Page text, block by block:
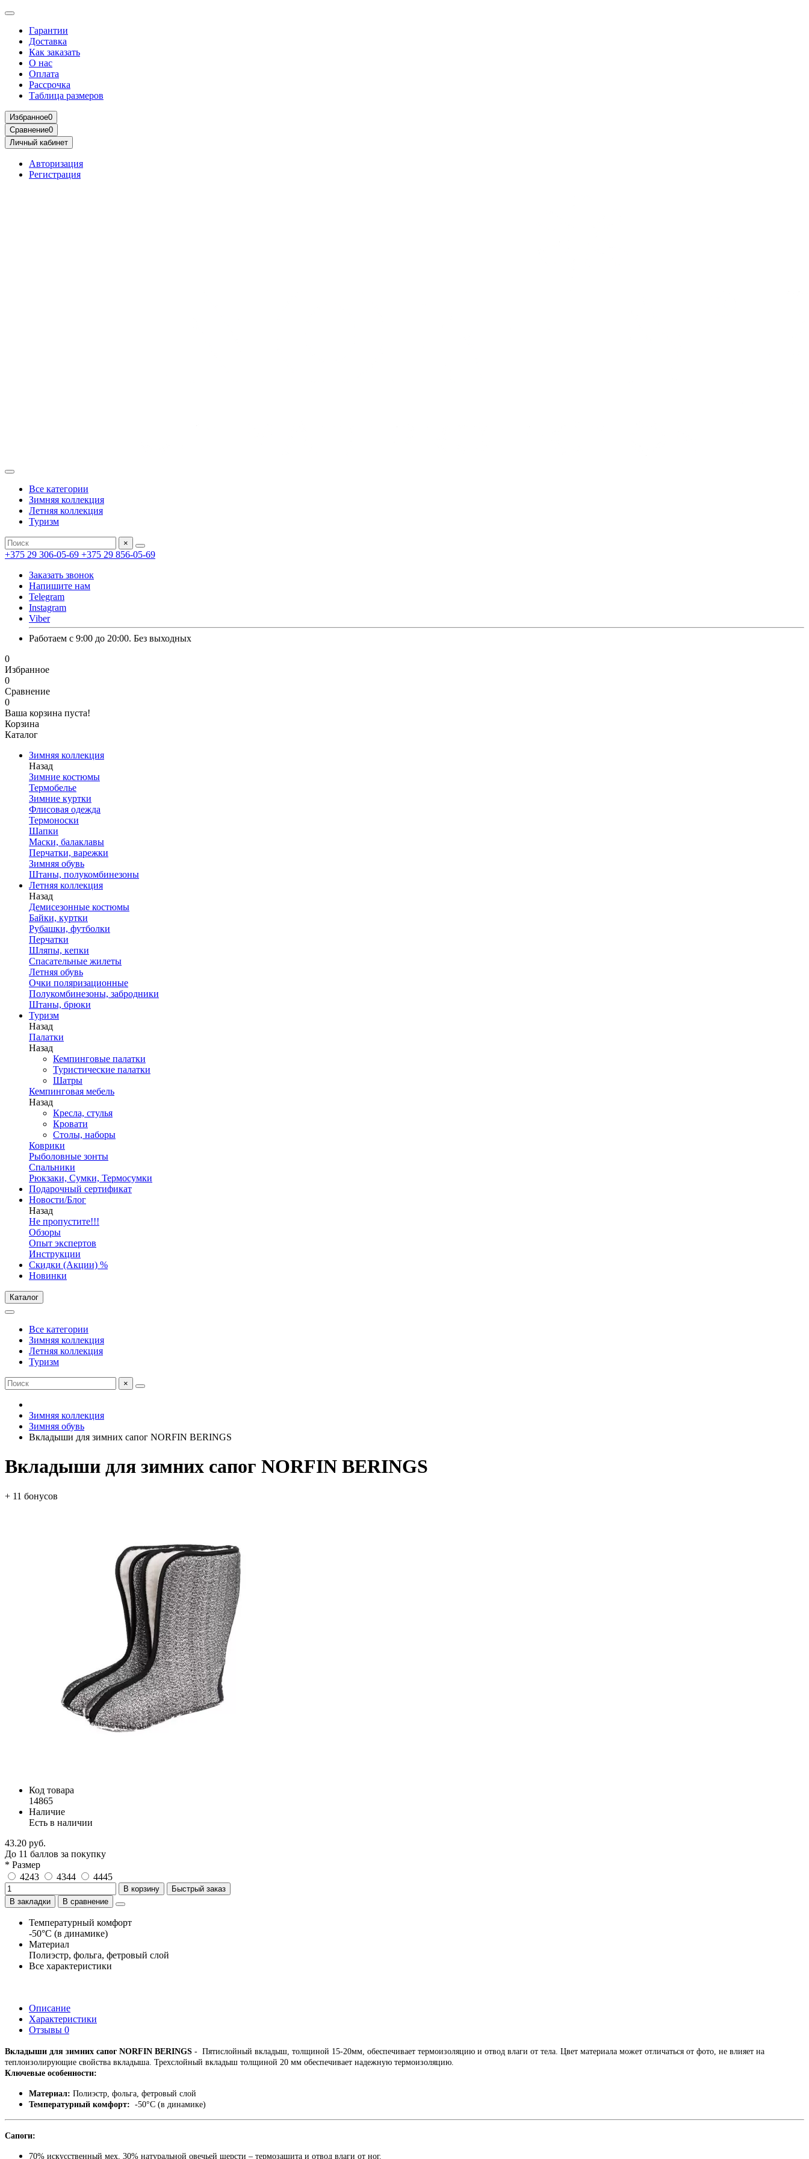
Гарантии
Доставка
Как заказать
О нас
Оплата
Рассрочка
Таблица размеров
Избранное0
Сравнение0
Личный кабинет
Авторизация
Регистрация
Все категории
Зимняя коллекция
Летняя коллекция
Туризм
×
+375 29 306-05-69 +375 29 856-05-69
Заказать звонок
Напишите нам
Telegram
Instagram
Viber
Работаем с 9:00 до 20:00. Без выходных
0
Избранное
0
Сравнение
0
Ваша корзина пуста!
Корзина
Каталог
Зимняя коллекция
Назад
Зимние костюмы
Термобелье
Зимние куртки
Флисовая одежда
Термоноски
Шапки
Маски, балаклавы
Перчатки, варежки
Зимняя обувь
Штаны, полукомбинезоны
Летняя коллекция
Назад
Демисезонные костюмы
Байки, куртки
Рубашки, футболки
Перчатки
Шляпы, кепки
Спасательные жилеты
Летняя обувь
Очки поляризационные
Полукомбинезоны, забродники
Штаны, брюки
Туризм
Назад
Палатки
Назад
Кемпинговые палатки
Туристические палатки
Шатры
Кемпинговая мебель
Назад
Кресла, стулья
Кровати
Столы, наборы
Коврики
Рыболовные зонты
Спальники
Рюкзаки, Сумки, Термосумки
Подарочный сертификат
Новости/Блог
Назад
Не пропустите!!!
Обзоры
Опыт экспертов
Инструкции
Скидки (Акции) %
Новинки
Каталог
Все категории
Зимняя коллекция
Летняя коллекция
Туризм
×
Зимняя коллекция
Зимняя обувь
Вкладыши для зимних сапог NORFIN BERINGS
Вкладыши для зимних сапог NORFIN BERINGS
+ 11 бонусов
Код товара
14865
Наличие
Есть в наличии
43.20 руб.
До 11 баллов за покупку
* Размер
4243
4344 4445
В корзину
Быстрый заказ
В закладки
В сравнение
Температурный комфорт
-50°C (в динамике)
Материал
Полиэстр, фольга, фетровый слой
Все характеристики
Описание
Характеристики
Отзывы 0
Вкладыши для зимних сапог NORFIN BERINGS - Пятислойный вкладыш, толщиной 15-20мм, обеспечивает термоизоляцию и отвод влаги от тела. Цвет материала может отличаться от фото, не влияет на
теплоизолирующие свойства вкладыша. Трехслойный вкладыш толщиной 20 мм обеспечивает надежную термоизоляцию.
Ключевые особенности:
Материал: Полиэстр, фольга, фетровый слой
Температурный комфорт: -50°C (в динамике)
Сапоги:
70% искусственный мех, 30% натуральной овечьей шерсти – термозащита и отвод влаги от ног.